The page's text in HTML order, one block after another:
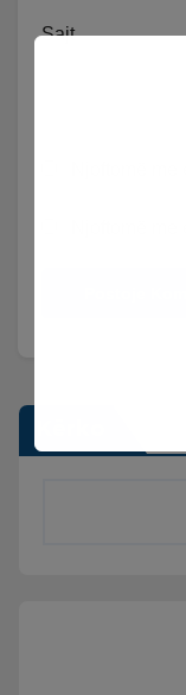
Sajt